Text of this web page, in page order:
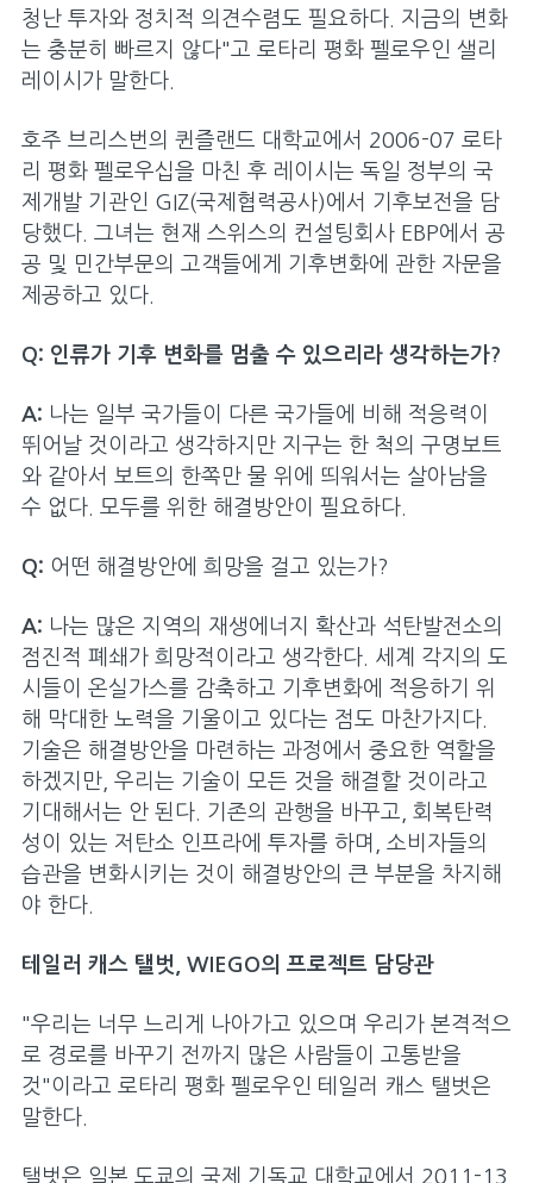
청난 투자와 정치적 의견수렴도 필요하다. 지금의 변화
는 충분히 빠르지 않다"고 로타리 평화 펠로우인 샐리
레이시가 말한다.
호주 브리스번의 퀸즐랜드 대학교에서 2006-07 로타
리 평화 펠로우십을 마친 후 레이시는 독일 정부의 국
제개발 기관인 GIZ(국제협력공사)에서 기후보전을 담
당했다. 그녀는 현재 스위스의 컨설팅회사 EBP에서 공
공 및 민간부문의 고객들에게 기후변화에 관한 자문을
제공하고 있다.
Q: 인류가 기후 변화를 멈출 수 있으리라 생각하는가?
A: 나는 일부 국가들이 다른 국가들에 비해 적응력이
뛰어날 것이라고 생각하지만 지구는 한 척의 구명보트
와 같아서 보트의 한쪽만 물 위에 띄워서는 살아남을
수 없다. 모두를 위한 해결방안이 필요하다.
Q: 어떤 해결방안에 희망을 걸고 있는가?
A: 나는 많은 지역의 재생에너지 확산과 석탄발전소의
점진적 폐쇄가 희망적이라고 생각한다. 세계 각지의 도
시들이 온실가스를 감축하고 기후변화에 적응하기 위
해 막대한 노력을 기울이고 있다는 점도 마찬가지다.
기술은 해결방안을 마련하는 과정에서 중요한 역할을
하겠지만, 우리는 기술이 모든 것을 해결할 것이라고
기대해서는 안 된다. 기존의 관행을 바꾸고, 회복탄력
성이 있는 저탄소 인프라에 투자를 하며, 소비자들의
습관을 변화시키는 것이 해결방안의 큰 부분을 차지해
야 한다.
테일러 캐스 탤벗, WIEGO의 프로젝트 담당관
"우리는 너무 느리게 나아가고 있으며 우리가 본격적으
로 경로를 바꾸기 전까지 많은 사람들이 고통받을
것"이라고 로타리 평화 펠로우인 테일러 캐스 탤벗은
말한다.
탤벗은 일본 도쿄의 국제 기독교 대학교에서 2011-13